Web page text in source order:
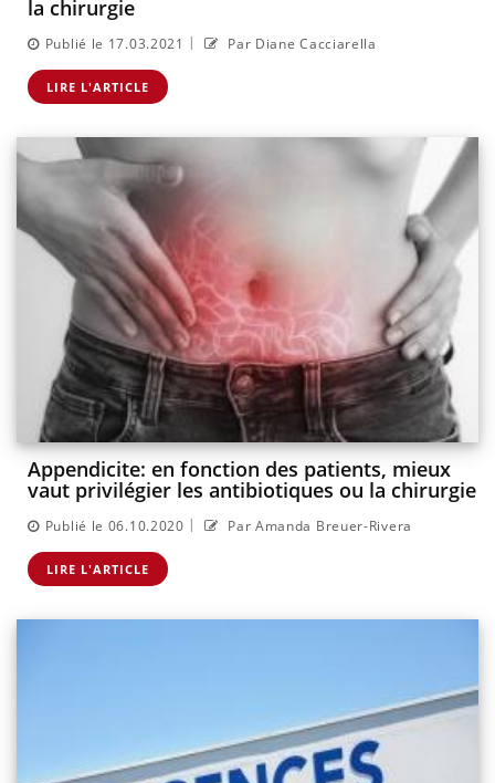
la chirurgie
Publié le 17.03.2021 | Par Diane Cacciarella
LIRE L'ARTICLE
Appendicite: en fonction des patients, mieux
vaut privilégier les antibiotiques ou la chirurgie
Publié le 06.10.2020 | Par Amanda Breuer-Rivera
LIRE L'ARTICLE